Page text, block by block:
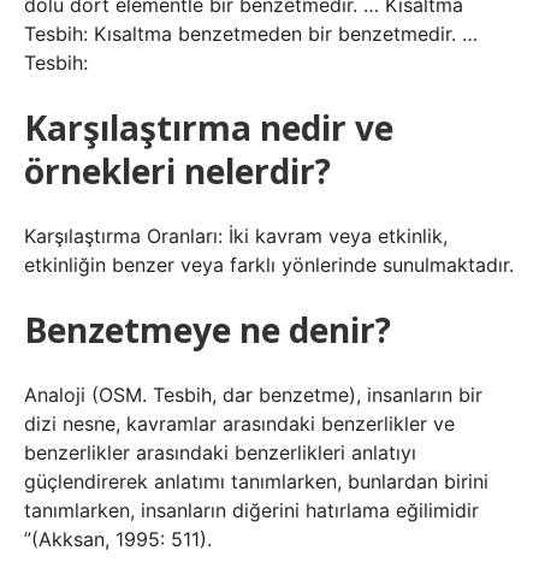
dolu dört elementle bir benzetmedir. … Kısaltma
Tesbih: Kısaltma benzetmeden bir benzetmedir. …
Tesbih:
Karşılaştırma nedir ve
örnekleri nelerdir?
Karşılaştırma Oranları: İki kavram veya etkinlik,
etkinliğin benzer veya farklı yönlerinde sunulmaktadır.
Benzetmeye ne denir?
Analoji (OSM. Tesbih, dar benzetme), insanların bir
dizi nesne, kavramlar arasındaki benzerlikler ve
benzerlikler arasındaki benzerlikleri anlatıyı
güçlendirerek anlatımı tanımlarken, bunlardan birini
tanımlarken, insanların diğerini hatırlama eğilimidir
”(Akksan, 1995: 511).